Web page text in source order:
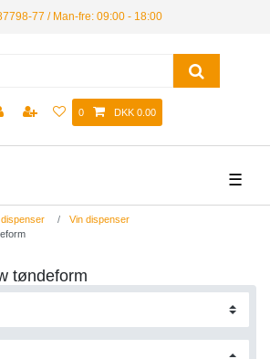
77 / Man-fre: 09:00 - 18:00
0 DKK 0.00
☰
Vin dispenser
tøndeform